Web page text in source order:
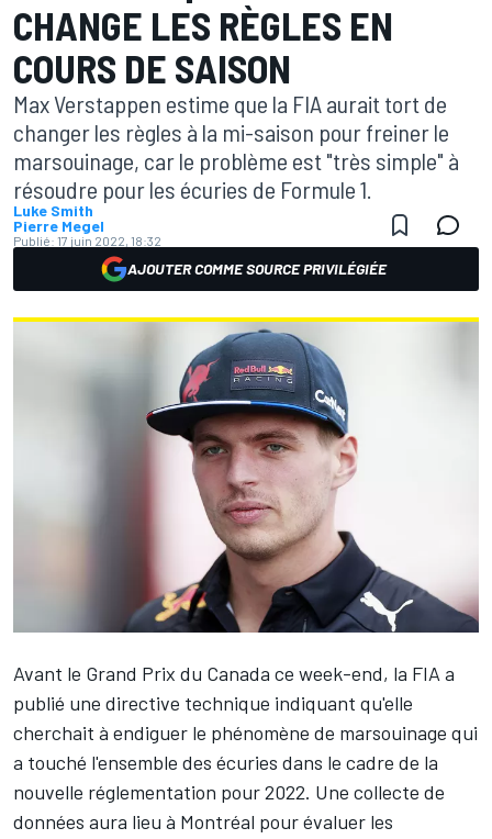
CHANGE LES RÈGLES EN
COURS DE SAISON
Max Verstappen estime que la FIA aurait tort de
changer les règles à la mi-saison pour freiner le
marsouinage, car le problème est "très simple" à
résoudre pour les écuries de Formule 1.
Luke Smith
Pierre Megel
Publié: 17 juin 2022, 18:32
AJOUTER COMME SOURCE PRIVILÉGIÉE
Avant le Grand Prix du Canada ce week-end, la FIA a
publié une directive technique indiquant qu'elle
cherchait à endiguer le phénomène de marsouinage qui
a touché l'ensemble des écuries dans le cadre de la
nouvelle réglementation pour 2022. Une collecte de
données aura lieu à Montréal pour évaluer les